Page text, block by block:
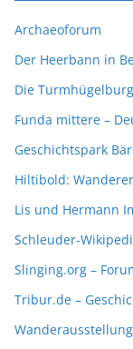
Archaeoforum
Der Heerbann in
Die
Funda mittere –
Geschichtspark
Hiltibold:
Lis und Hermann
Schleuder-
Slinging.org –
Tribur.de –
Wanderausstellung